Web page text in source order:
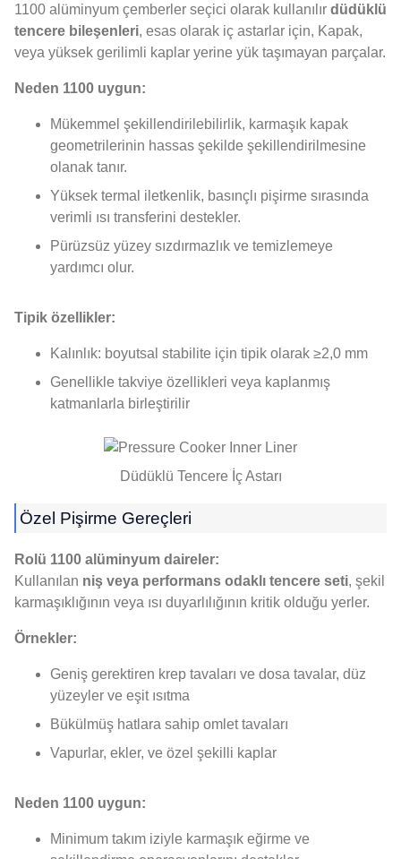
1100 alüminyum çemberler seçici olarak kullanılır düdüklü
tencere bileşenleri, esas olarak iç astarlar için, Kapak,
veya yüksek gerilimli kaplar yerine yük taşımayan parçalar.
Neden 1100 uygun:
Mükemmel şekillendirilebilirlik, karmaşık kapak
geometrilerinin hassas şekilde şekillendirilmesine
olanak tanır.
Yüksek termal iletkenlik, basınçlı pişirme sırasında
verimli ısı transferini destekler.
Pürüzsüz yüzey sızdırmazlık ve temizlemeye
yardımcı olur.
Tipik özellikler:
Kalınlık: boyutsal stabilite için tipik olarak ≥2,0 mm
Genellikle takviye özellikleri veya kaplanmış
katmanlarla birleştirilir
Düdüklü Tencere İç Astarı
Özel Pişirme Gereçleri
Rolü 1100 alüminyum daireler:
Kullanılan niş veya performans odaklı tencere seti, şekil
karmaşıklığının veya ısı duyarlılığının kritik olduğu yerler.
Örnekler:
Geniş gerektiren krep tavaları ve dosa tavalar, düz
yüzeyler ve eşit ısıtma
Bükülmüş hatlara sahip omlet tavaları
Vapurlar, ekler, ve özel şekilli kaplar
Neden 1100 uygun:
Minimum takım iziyle karmaşık eğirme ve